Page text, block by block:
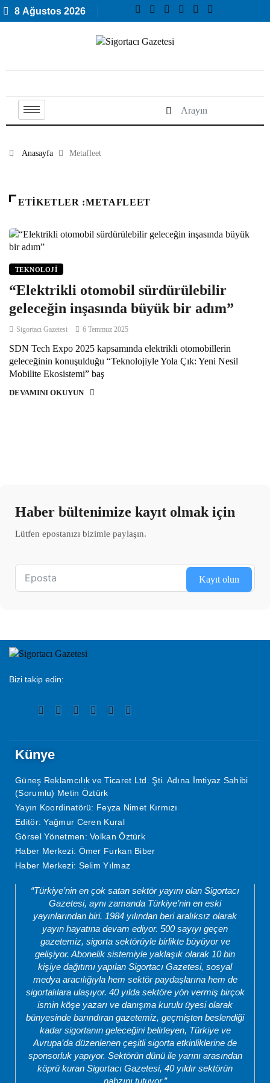
8 Ağustos 2026
Anasayfa Metafleet
ETIKETLER :METAFLEET
TEKNOLOJI
“Elektrikli otomobil sürdürülebilir
geleceğin inşasında büyük bir adım”
Sigortacı Gazetesi 6 Temmuz 2025
SDN Tech Expo 2025 kapsamında elektrikli otomobillerin
geleceğinin konuşulduğu “Teknolojiyle Yola Çık: Yeni Nesil
Mobilite Ekosistemi” baş
DEVAMINI OKUYUN
Haber bültenimize kayıt olmak için
Lütfen epostanızı bizimle paylaşın.
Kayıt olun
Bizi takip edin:
Künye
Güneş Reklamcılık ve Ticaret Ltd. Şti. Adına İmtiyaz Sahibi
(Sorumlu) Metin Öztürk
Yayın Koordinatörü: Feyza Nimet Kırmızı
Editör: Yağmur Ceren Kural
Görsel Yönetmen: Volkan Öztürk
Haber Merkezi: Ömer Furkan Biber
Haber Merkezi: Selim Yılmaz
“Türkiye’nin en çok satan sektör yayını olan Sigortacı
Gazetesi, aynı zamanda Türkiye’nin en eski
yayınlarından biri. 1984 yılından beri aralıksız olarak
yayın hayatına devam ediyor. 500 sayıyı geçen
gazetemiz, sigorta sektörüyle birlikte büyüyor ve
gelişiyor. Abonelik sistemiyle yaklaşık olarak 10 bin
kişiye dağıtımı yapılan Sigortacı Gazetesi, sosyal
medya aracılığıyla hem sektör paydaşlarına hem de
sigortalılara ulaşıyor. 40 yılda sektöre yön vermiş birçok
ismin köşe yazarı ve danışma kurulu üyesi olarak
bünyesinde barındıran gazetemiz, geçmişten beslendiği
kadar sigortanın geleceğini belirleyen, Türkiye ve
Avrupa’da düzenlenen çeşitli sigorta etkinliklerine de
sponsorluk yapıyor. Sektörün dünü ile yarını arasından
köprü kuran Sigortacı Gazetesi, 40 yıldır sektörün